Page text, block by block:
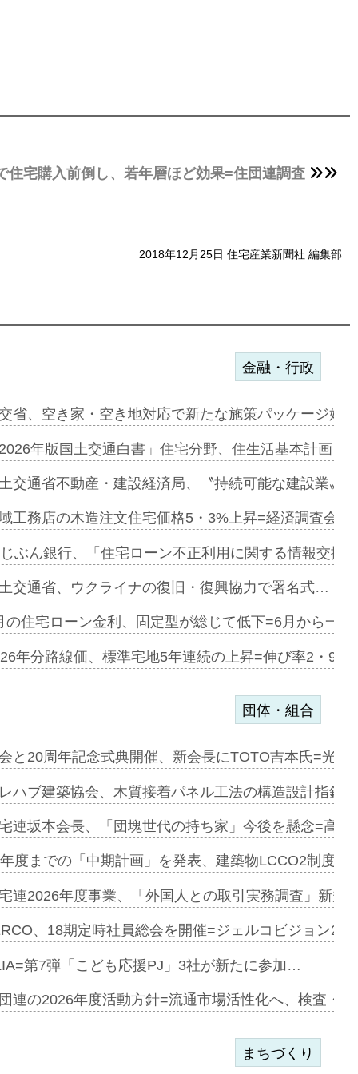
住宅購入前倒し、若年層ほど効果=住団連調査
2018年12月25日 住宅産業新聞社 編集部
サー契約…
起用…
ミーレキ…
も城南エ…
合型の賃…
ンカフェ…
協業=お互…
コリビング…
金融・行政
省、空き家・空き地対応で新たな施策パッケージ始
年版国土交通白書」住宅分野、住生活基本計画を
交通省不動産・建設経済局、〝持続可能な建設業〟
工務店の木造注文住宅価格5・3%上昇=経済調査会
ぶん銀行、「住宅ローン不正利用に関する情報交換
交通省、ウクライナの復旧・復興協力で署名式…
の住宅ローン金利、固定型が総じて低下=6月から一
年分路線価、標準宅地5年連続の上昇=伸び率2・
を提案=P…
ンビ…
加=リンナ…
見込む=…
開始=三協…
団体・組合
と20周年記念式典開催、新会長にTOTO吉本氏=光
ハブ建築協会、木質接着パネル工法の構造設計指針
連坂本会長、「団塊世代の持ち家」今後を懸念=高
度までの「中期計画」を発表、建築物LCCO2制度
連2026年度事業、「外国人との取引実務調査」新規
、18期定時社員総会を開催=ジェルコビジョン
第7弾「こども応援PJ」3社が新たに参加…
連の2026年度活動方針=流通市場活性化へ、検査・
まちづくり